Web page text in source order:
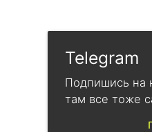
Telegram
Подпишись на
там все тоже